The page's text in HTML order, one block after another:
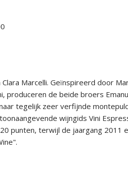
Marcelli. Geïnspireerd door
produceren de beide broers
tegelijk zeer verfijnde
wijngids Vini
punten, terwijl de jaargang 2011